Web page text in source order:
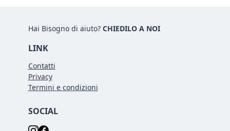
Hai Bisogno di aiuto? CHIEDILO A NOI
LINK
Contatti
Privacy
Termini e condizioni
SOCIAL